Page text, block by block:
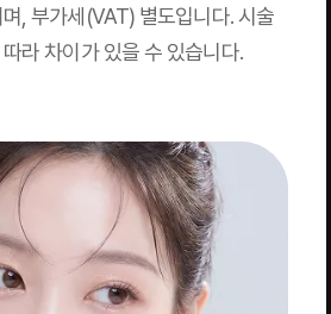
, 부가세(VAT) 별도입니다. 시술
라 차이가 있을 수 있습니다.